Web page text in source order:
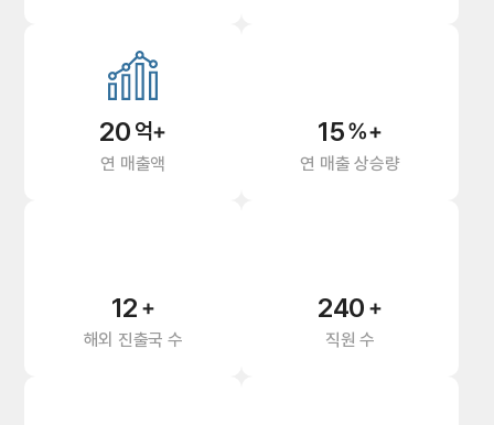
20 억+
연 매출액
15%+
연 매출 상승량
12 +
해외 진출국 수
240 +
직원 수